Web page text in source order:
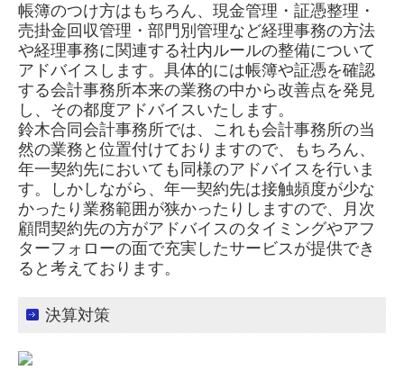
帳簿のつけ方はもちろん、現金管理・証憑整理・
売掛金回収管理・部門別管理など経理事務の方法
や経理事務に関連する社内ルールの整備について
アドバイスします。具体的には帳簿や証憑を確認
する会計事務所本来の業務の中から改善点を発見
し、その都度アドバイスいたします。
鈴木合同会計事務所では、これも会計事務所の当
然の業務と位置付けておりますので、もちろん、
年一契約先においても同様のアドバイスを行いま
す。しかしながら、年一契約先は接触頻度が少な
かったり業務範囲が狭かったりしますので、月次
顧問契約先の方がアドバイスのタイミングやアフ
ターフォローの面で充実したサービスが提供でき
ると考えております。
決算対策